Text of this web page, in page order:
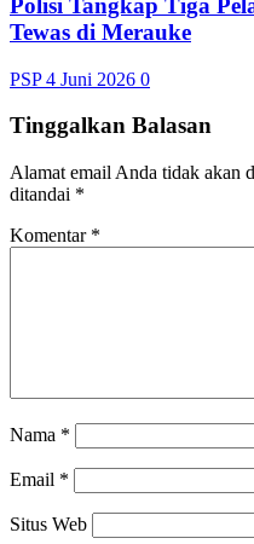
Polisi Tangkap Tiga
Tewas di Merauke
PSP4 Juni 2026 0
Tinggalkan Balasan
Alamat email Anda tidak akan
ditandai *
Komentar *
Nama *
Email *
Situs Web